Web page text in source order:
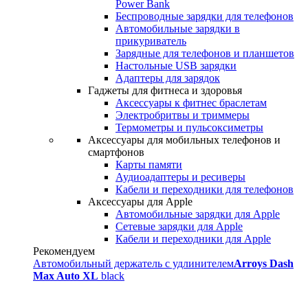
Power Bank
Беспроводные зарядки для телефонов
Автомобильные зарядки в
прикуриватель
Зарядные для телефонов и планшетов
Настольные USB зарядки
Адаптеры для зарядок
Гаджеты для фитнеса и здоровья
Аксессуары к фитнес браслетам
Электробритвы и триммеры
Термометры и пульсоксиметры
Аксессуары для мобильных телефонов и
смартфонов
Карты памяти
Аудиоадаптеры и ресиверы
Кабели и переходники для телефонов
Аксессуары для Apple
Автомобильные зарядки для Apple
Сетевые зарядки для Apple
Кабели и переходники для Apple
Рекомендуем
Автомобильный держатель с удлинителемArroys Dash
Max Auto XL black